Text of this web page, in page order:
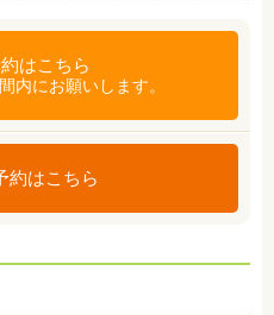
はこちら
内にお願いします。
約はこちら